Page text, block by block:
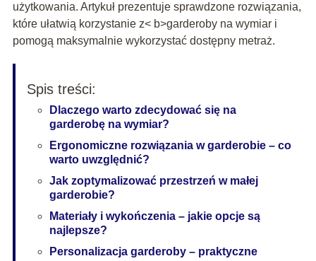
użytkowania. Artykuł prezentuje sprawdzone rozwiązania,
które ułatwią korzystanie z< b>garderoby na wymiar i
pomogą maksymalnie wykorzystać dostępny metraż.
Spis treści:
Dlaczego warto zdecydować się na
garderobę na wymiar?
Ergonomiczne rozwiązania w garderobie – co
warto uwzględnić?
Jak zoptymalizować przestrzeń w małej
garderobie?
Materiały i wykończenia – jakie opcje są
najlepsze?
Personalizacja garderoby – praktyczne